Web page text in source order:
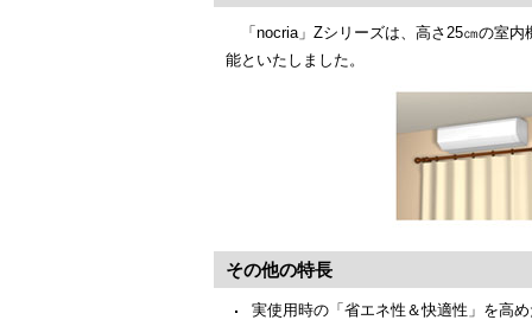
「nocria」Zシリーズは、高さ25㎝の室
能といたしました。
その他の特長
実使用時の「省エネ性＆快適性」を高